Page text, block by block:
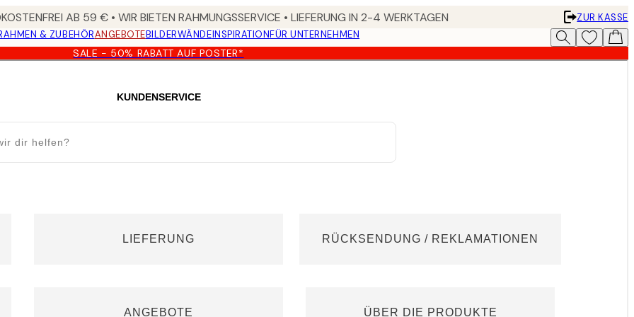
AB 59 € • WIR BIETEN RAHMUNGSSERVICE • LIEFERUNG IN 2-4 WERKTAGEN
ZUR KASSE
& ZUBEHÖRANGEBOTEBILDERWÄNDEINSPIRATIONFÜR UNTERNEHMEN
SALE - 50% RABATT AUF POSTER*